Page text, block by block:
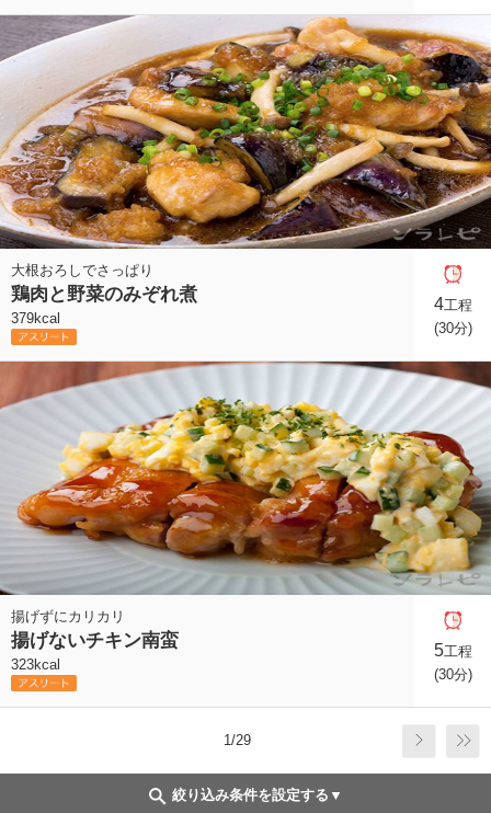
大根おろしでさっぱり
鶏肉と野菜のみぞれ煮
379kcal
4工程
(30分)
揚げずにカリカリ
揚げないチキン南蛮
323kcal
5工程
(30分)
1/29
絞り込み条件を設定する